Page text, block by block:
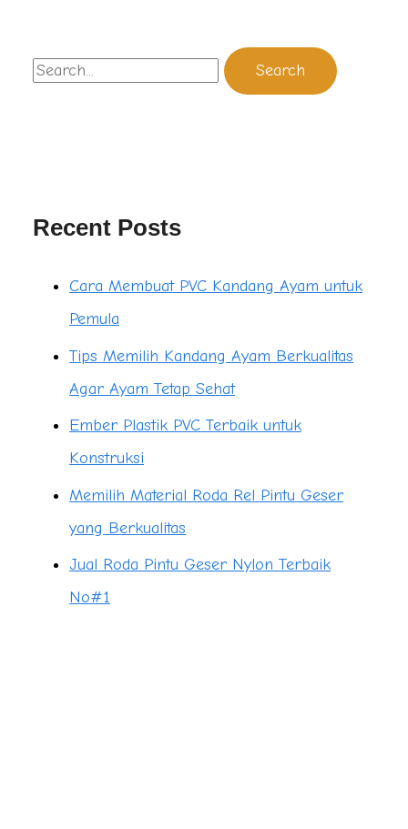
Recent Posts
Cara Membuat PVC Kandang Ayam untuk
Pemula
Tips Memilih Kandang Ayam Berkualitas
Agar Ayam Tetap Sehat
Ember Plastik PVC Terbaik untuk
Konstruksi
Memilih Material Roda Rel Pintu Geser
yang Berkualitas
Jual Roda Pintu Geser Nylon Terbaik
No#1